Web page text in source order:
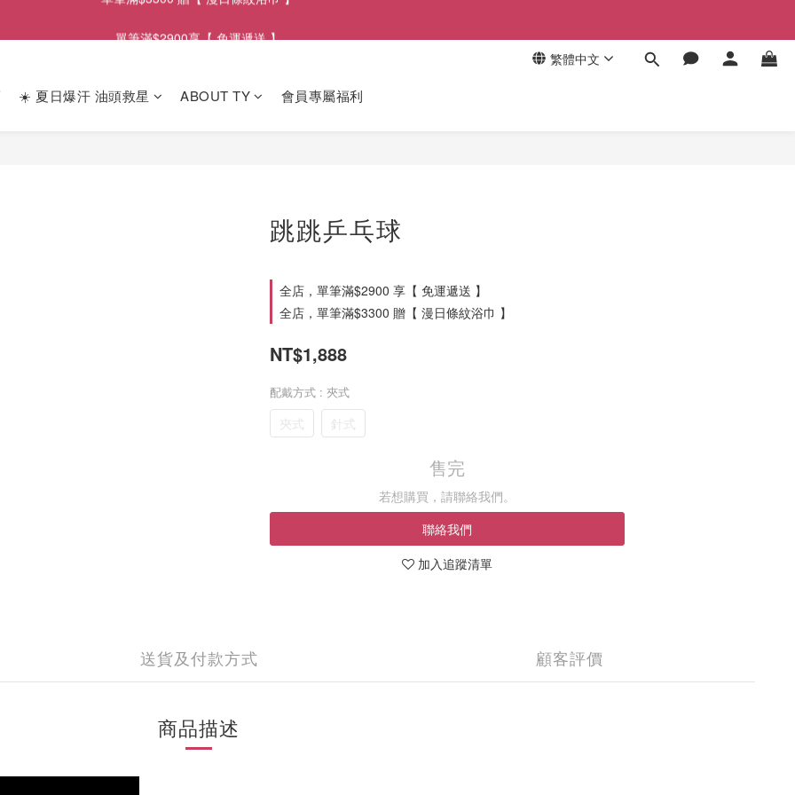
單筆滿$2900享【 免運遞送 】
繁體中文
☀️ 夏日爆汗 油頭救星 ABOUT TY 會員專屬福利
跳跳乒乓球
全店，單筆滿$2900 享【 免運遞送 】
全店，單筆滿$3300 贈【 漫日條紋浴巾 】
NT$1,888
配戴方式 : 夾式
夾式 針式
售完
若想購買，請聯絡我們。
聯絡我們
加入追蹤清單
送貨及付款方式 顧客評價
商品描述